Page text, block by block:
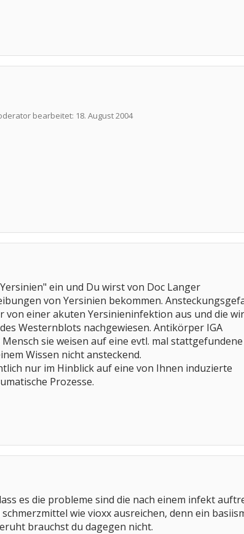
bearbeitet: 18. August 2004
ein und Du wirst von Doc Langer
von Yersinien bekommen.
einer akuten Yersinieninfektion aus und die
Westernblots nachgewiesen. Antikörper IGA
sie weisen auf eine evtl. mal stattgefundene
Wissen nicht ansteckend.
nur im Hinblick auf eine von Ihnen induzierte
Prozesse.
es die probleme sind die nach einem infekt
wie vioxx ausreichen, denn ein
brauchst du dagegen nicht.